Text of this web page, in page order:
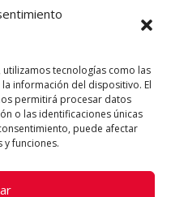
tecnologías como las
información del dispositivo. El
permitirá procesar datos
o las identificaciones únicas
puede afectar
y funciones.